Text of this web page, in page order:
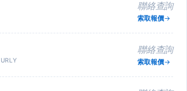
聯絡查詢
索取報價
聯絡查詢
索取報價